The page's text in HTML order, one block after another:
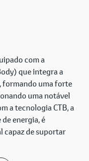
com a
que integra a
formando uma forte
uma notável
a tecnologia CTB, a
energia, é
capaz de suportar